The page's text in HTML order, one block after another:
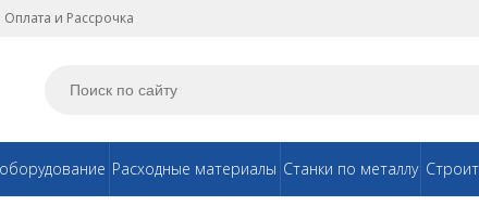
Оплата и Рассрочка
Расходные материалы Станки по металлу